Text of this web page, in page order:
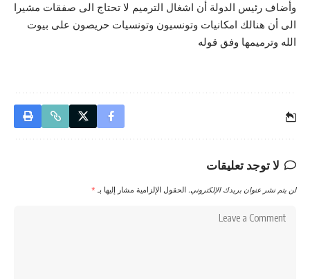
وأضاف رئيس الدولة أن اشغال الترميم لا تحتاج الى صفقات مشيرا
الى أن هنالك امكانيات وتونسيون وتونسيات حريصون على بيوت
الله وترميمها وفق قوله
لا توجد تعليقات
لن يتم نشر عنوان بريدك الإلكتروني. الحقول الإلزامية مشار إليها بـ *